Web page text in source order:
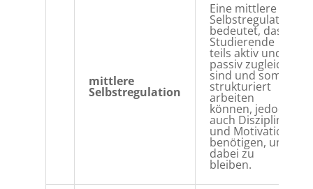
mittlere
Selbstregulation
Eine mittlere
Selbstregulation
bedeutet, dass
Studierende
teils aktiv und
passiv zugleich
sind und somit
strukturiert
arbeiten
können, jedoch
auch Disziplin
und Motivation
benötigen, um
dabei zu
bleiben.